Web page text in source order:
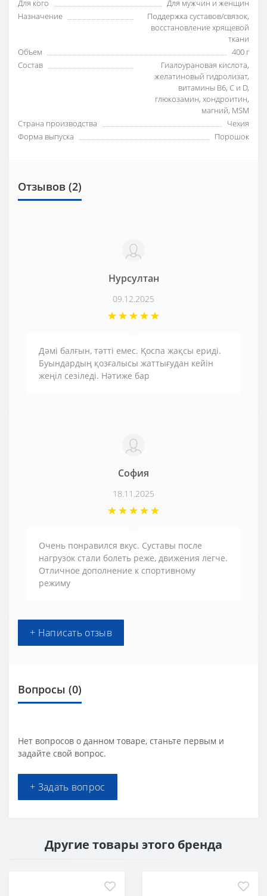
Для кого
Для мужчин и женщин
Назначение
Поддержка суставов/связок,
восстановление хрящевой
ткани
Объем
400 г
Состав
Гиалоурановая кислота,
желатиновый гидролизат,
витамины В6, С и D,
глюкозамин, хондроитин,
магний, MSM
Страна производства
Чехия
Форма выпуска
Порошок
Отзывов (2)
Нурсултан
09.12.2025
Дәмі балғын, тәтті емес. Қоспа жақсы ериді.
Буындардың қозғалысы жаттығудан кейін
жеңіл сезіледі. Нәтиже бар
София
18.11.2025
Очень понравился вкус. Суставы после
нагрузок стали болеть реже, движения легче.
Отличное дополнение к спортивному
режиму
+ Написать отзыв
Вопросы (0)
Нет вопросов о данном товаре, станьте первым и
задайте свой вопрос.
+ Задать вопрос
Другие товары этого бренда